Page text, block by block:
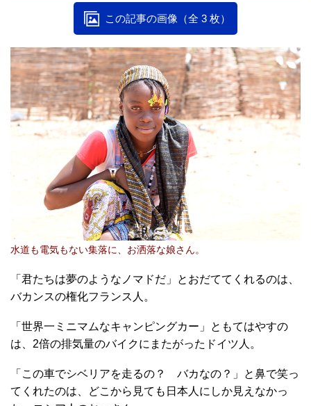
この記事の画像（全 3 枚）
水道も電気もない集落に、お洒落な娘さん。
「君たちは夢のようなノマドだ」とおだててくれるのは、
バカンスの権化フランス人。
「世界一ミニマムなキャンピングカー」ともてはやすの
は、2倍の排気量のバイクにまたがったドイツ人。
「この車でシベリアを走るの？ バカなの？」と鼻で笑っ
てくれたのは、どこから見ても日本人にしか見えなかっ